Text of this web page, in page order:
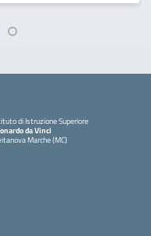
di Istruzione Superiore
da Vinci
Marche (MC)